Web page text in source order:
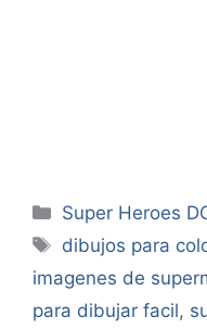
Categorías
Super Heroes
Etiquetas
dibujos para
imagenes de
para dibujar facil,